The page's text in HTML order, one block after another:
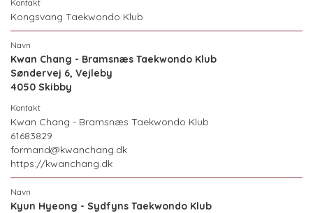
Kongsvang Taekwondo Klub
Kwan Chang - Bramsnæs Taekwondo Klub
Søndervej 6, Vejleby
4050 Skibby
Kwan Chang - Bramsnæs Taekwondo Klub
61683829
formand@kwanchang.dk
https://kwanchang.dk
Kyun Hyeong - Sydfyns Taekwondo Klub